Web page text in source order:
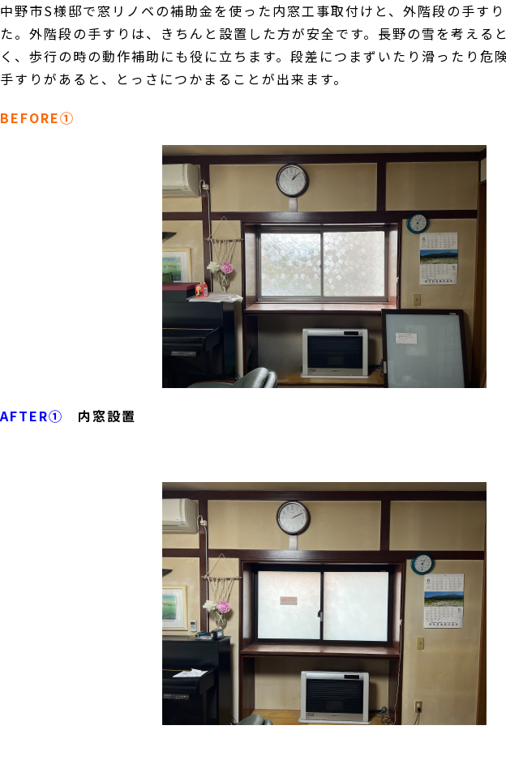
中野市S様邸で窓リノベの補助金を使った内窓工事取付けと、外階段の手す
た。外階段の手すりは、きちんと設置した方が安全です。長野の雪を考える
く、歩行の時の動作補助にも役に立ちます。段差につまずいたり滑ったり危
手すりがあると、とっさにつかまることが出来ます。
BEFORE①
AFTER① 内窓設置